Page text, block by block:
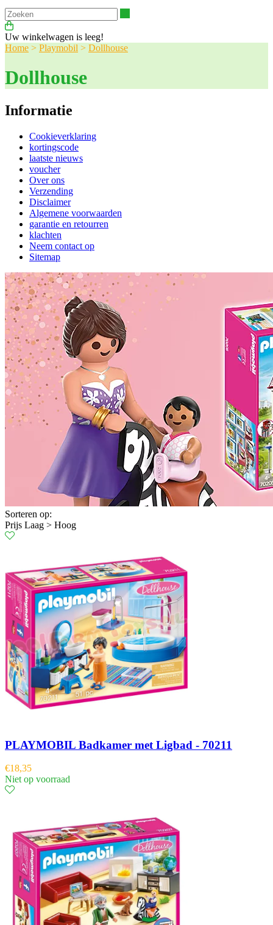
Uw winkelwagen is leeg!
Home > Playmobil > Dollhouse
Dollhouse
Informatie
Cookieverklaring
kortingscode
laatste nieuws
voucher
Over ons
Verzending
Disclaimer
Algemene voorwaarden
garantie en retourren
klachten
Neem contact op
Sitemap
Sorteren op:
Prijs Laag > Hoog
PLAYMOBIL Badkamer met Ligbad - 70211
€18,35
Niet op voorraad